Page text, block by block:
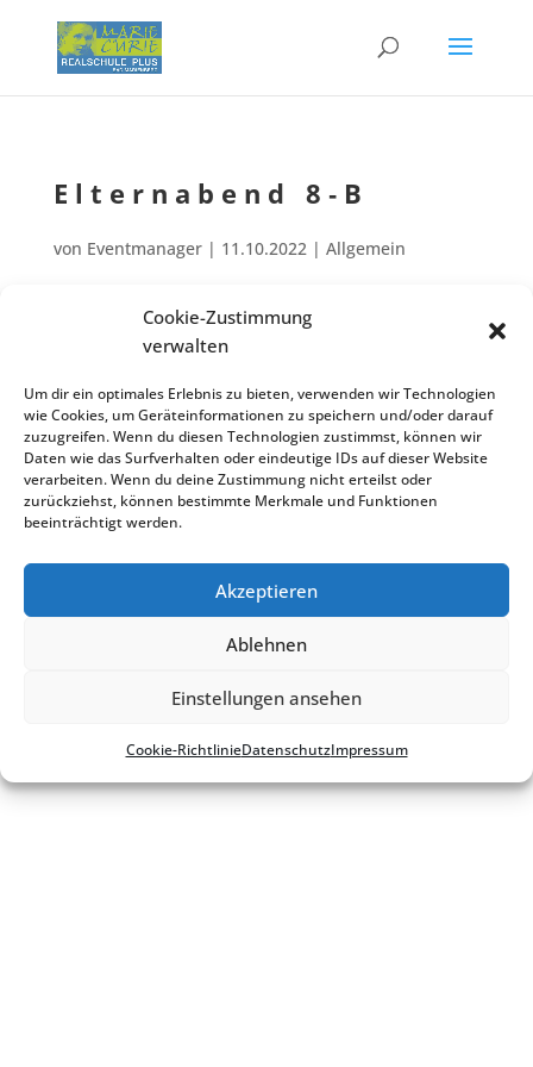
Cookie-Zustimmung
verwalten
Um dir ein optimales Erlebnis zu bieten, verwenden wir Technologien
wie Cookies, um Geräteinformationen zu speichern und/oder darauf
zuzugreifen. Wenn du diesen Technologien zustimmst, können wir
Daten wie das Surfverhalten oder eindeutige IDs auf dieser Website
verarbeiten. Wenn du deine Zustimmung nicht erteilst oder
zurückziehst, können bestimmte Merkmale und Funktionen
beeinträchtigt werden.
Akzeptieren
Ablehnen
Einstellungen ansehen
Cookie-Richt­li­nieDaten­schutzImpres­sum
Eltern­abend 8‑B
von Eventmanager| 11.10.2022| Allgemein
Eltern­abend für Kl. 08‑B: Das Langzeit­prak­ti­kum PRAXISTAG!
Zurück zur Veranstaltungsliste
Kontakt